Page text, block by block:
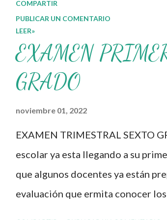
Taller Intensivo de
Formación Continua para
Docentes y sus
materiales, se
transforman,
entretejiendo los
procesos de formación y
de gestión, sin
distinguirlos por
momentos, y transitando
COMPARTIR
PUBLICAR UN COMENTARIO
LEER»
EXAMEN
GRADO
noviembre 01, 2022
EXAMEN TRIMESTRAL SEXTO
escolar ya esta llegando a su
que algunos docentes ya están
evaluación que ermita conocer